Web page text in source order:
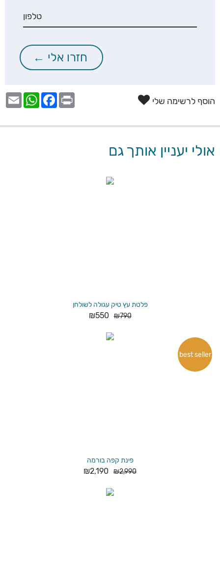
הוסף לרשימה שלי
אולי יעניין אותך גם
פלטת עץ טיק עגולה לשולחן
₪790
₪550
פינת קפה בורמה
₪2,990
₪2,190
best seller